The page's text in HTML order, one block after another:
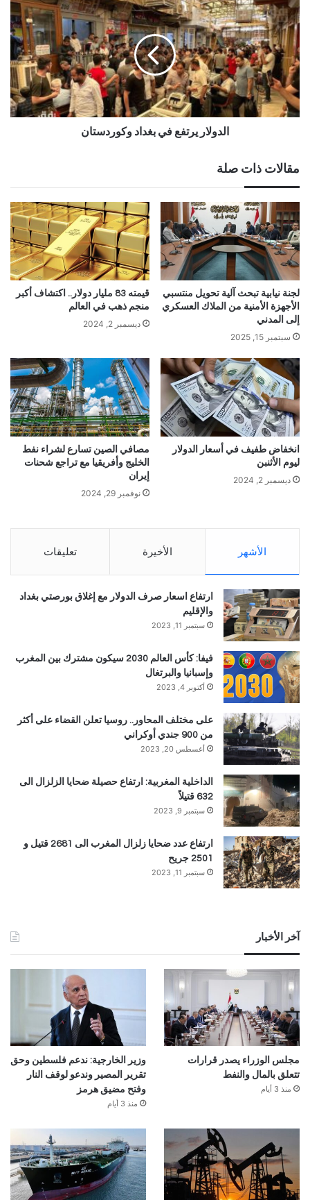
ي
الدولار يرتفع في بغداد وكوردستان
مقالات ذات صلة
لجنة نيابية تبحث آلية تحويل منتسبي
الأجهزة الأمنية من الملاك العسكري
إلى المدني
سبتمبر 15, 2025
قيمته 83 مليار دولار.. اكتشاف أكبر
منجم ذهب في العالم
ديسمبر 2, 2024
انخفاض طفيف في أسعار الدولار
ليوم الأثنبن
ديسمبر 2, 2024
مصافي الصين تسارع لشراء نفط
الخليج وأفريقيا مع تراجع شحنات
إيران
نوفمبر 29, 2024
الأشهر الأخيرة تعليقات
ارتفاع اسعار صرف الدولار مع إغلاق بورصتي بغداد
والإقليم
سبتمبر 11, 2023
فيفا: كأس العالم 2030 سيكون مشترك بين المغرب
وإسبانيا والبرتغال
أكتوبر 4, 2023
على مختلف المحاور.. روسيا تعلن القضاء على أكثر
من 900 جندي أوكراني
أغسطس 20, 2023
الداخلية المغربية: ارتفاع حصيلة ضحايا الزلزال الى
632 قتيلاً
سبتمبر 9, 2023
ارتفاع عدد ضحايا زلزال المغرب الى 2681 قتيل و
2501 جريح
سبتمبر 11, 2023
آخر الأخبار
مجلس الوزراء يصدر قرارات
تتعلق بالمال والنفط
منذ 3 أيام
وزير الخارجية: ندعم فلسطين وحق
تقرير المصير وندعو لوقف النار
وفتح مضيق هرمز
منذ 3 أيام